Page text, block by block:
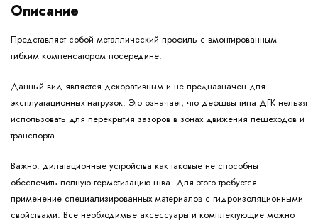
Описание
Представляет собой металлический профиль с вмонтированным
гибким компенсатором посередине.
Данный вид является декоративным и не предназначен для
эксплуатационных нагрузок. Это означает, что дефшвы типа ДГК нельзя
использовать для перекрытия зазоров в зонах движения пешеходов и
транспорта.
Важно: дилатационные устройства как таковые не способны
обеспечить полную герметизацию шва. Для этого требуется
применение специализированных материалов с гидроизоляционными
свойствами. Все необходимые аксессуары и комплектующие можно